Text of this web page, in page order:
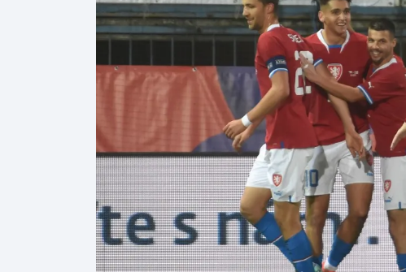
Curling
Dostihy
Florbal
Futsal
Golf
Gymnastika